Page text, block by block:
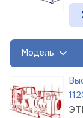
Модель